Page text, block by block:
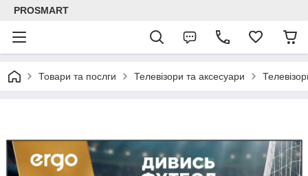
PROSMART
Товари та послги Телевізори та аксесуари